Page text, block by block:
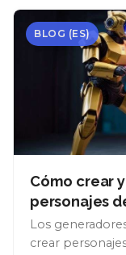
BLOG (ES)
Cómo crear
personajes
Los
crear